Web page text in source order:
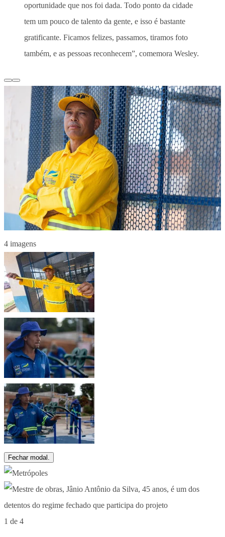
oportunidade que nos foi dada. Todo ponto da cidade
tem um pouco de talento da gente, e isso é bastante
gratificante. Ficamos felizes, passamos, tiramos foto
também, e as pessoas reconhecem”, comemora Wesley.
4 imagens
Fechar modal.
1 de 4